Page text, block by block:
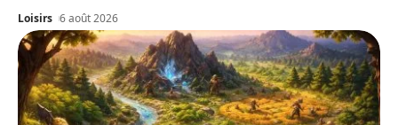
Loisirs 6 août 2026